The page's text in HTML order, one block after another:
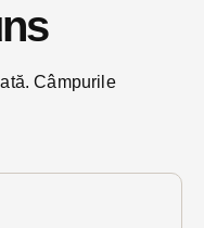
Câmpurile